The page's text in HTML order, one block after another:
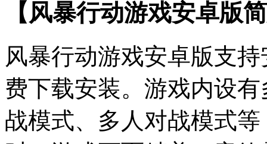
【风暴行动游戏安卓版
风暴行动游戏安卓版支
费下载安装。游戏内设
战模式、多人对战模式